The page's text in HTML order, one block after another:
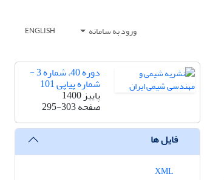
ورود به سامانه ENGLISH
دوره 40، شماره 3 -
شماره پیاپی 101
پاییز 1400
صفحه295-303
فایل ها